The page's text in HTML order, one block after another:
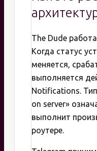
The Dude
Когда статус
меняется,
выполняется
Notifications.
on server»
выполнит
роутере.